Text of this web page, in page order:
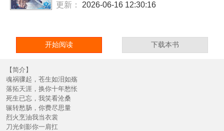
更新：
2026-06-16 12:30:16
开始阅读 下载本书
【简介】
魂祸骤起，苍生如泪如殇
落拓天涯，换你十年愁怅
死生已忘，我笑看沧桑
辗转愁肠，你费尽思量
烈火烹油我当衣裳
刀光剑影你一肩扛